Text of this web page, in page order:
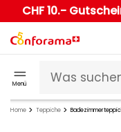
CHF 10.-
Menü
Home Teppiche